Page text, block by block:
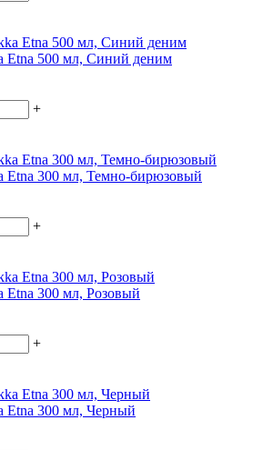
Etna 500 мл, Синий деним
+
Etna 300 мл, Темно-бирюзовый
+
Etna 300 мл, Розовый
+
Etna 300 мл, Черный